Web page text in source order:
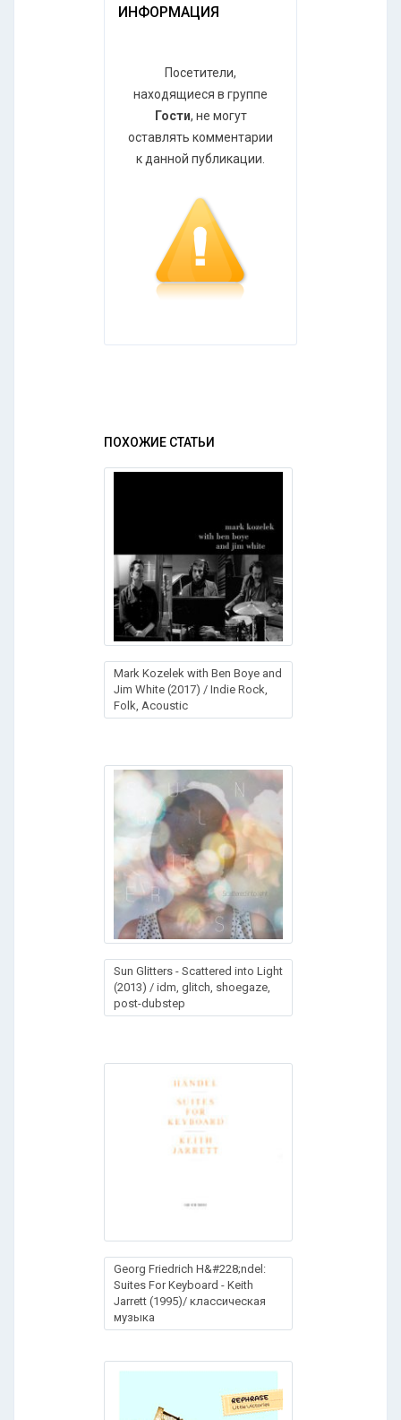
ИНФОРМАЦИЯ
Посетители,
находящиеся в группе
Гости, не могут
оставлять комментарии
к данной публикации.
ПОХОЖИЕ СТАТЬИ
Mark Kozelek with Ben Boye and
Jim White (2017) / Indie Rock,
Folk, Acoustic
Sun Glitters - Scattered into Light
(2013) / idm, glitch, shoegaze,
post-dubstep
Georg Friedrich H&#228;ndel:
Suites For Keyboard - Keith
Jarrett (1995)/ классическая
музыка